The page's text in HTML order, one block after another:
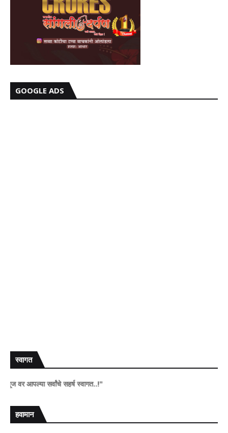
GOOGLE ADS
स्वागत
सर्वांचे सहर्ष स्वागत..!"
हवामान